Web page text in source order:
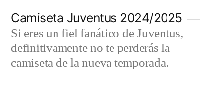
contenido
Camiseta Juventus 2024/2025
Si eres un fiel fanático de Juventus,
definitivamente no te perderás la
camiseta de la nueva temporada.